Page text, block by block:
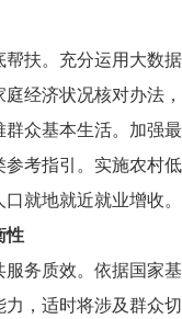
帮扶。充分运用大
经济状况核对办法
众基本生活。加强
考指引。实施农村
就地就近就业增收。
性
服务质效。依据国
，适时将涉及群众